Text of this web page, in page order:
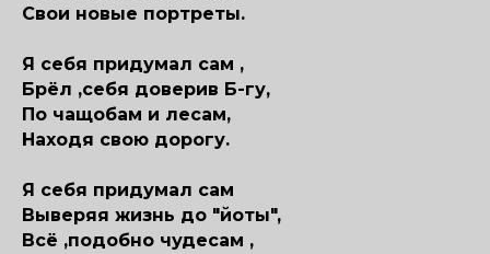
Свои новые портреты.
Я себя придумал сам ,
Брёл ,себя доверив Б-гу,
По чащобам и лесам,
Находя свою дорогу.
Я себя придумал сам
Выверяя жизнь до "йоты",
Всё ,подобно чудесам ,